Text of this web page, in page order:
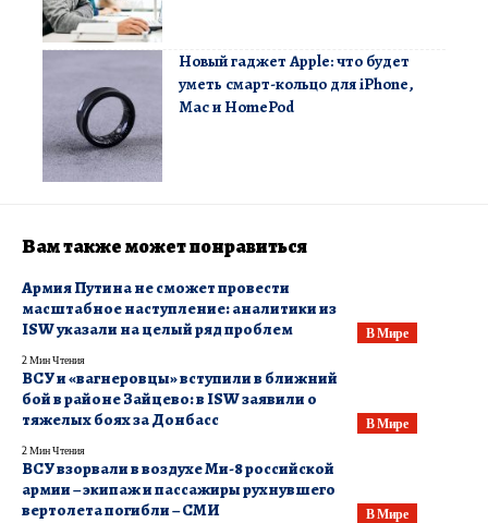
Новый гаджет Apple: что будет
уметь смарт-кольцо для iPhone,
Mac и HomePod
Вам также может понравиться
В Мире
​Армия Путина не сможет провести
масштабное наступление: аналитики из
ISW указали на целый ряд проблем
2 Мин Чтения
В Мире
​ВСУ и «вагнеровцы» вступили в ближний
бой в районе Зайцево: в ISW заявили о
тяжелых боях за Донбасс
2 Мин Чтения
В Мире
ВСУ взорвали в воздухе Ми-8 российской
армии – экипаж и пассажиры рухнувшего
вертолета погибли – СМИ